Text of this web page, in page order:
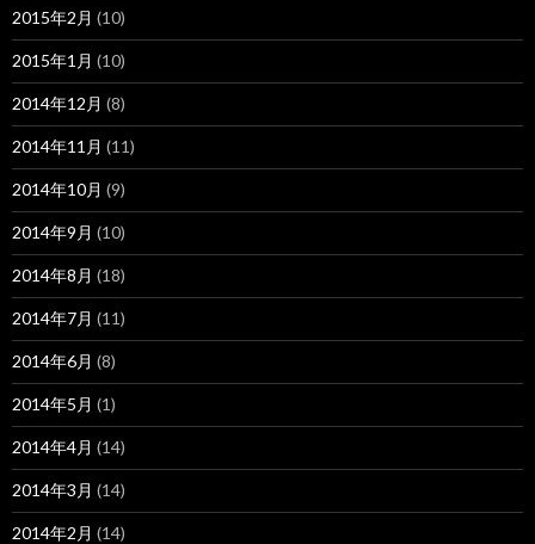
2015年2月 (10)
2015年1月 (10)
2014年12月 (8)
2014年11月 (11)
2014年10月 (9)
2014年9月 (10)
2014年8月 (18)
2014年7月 (11)
2014年6月 (8)
2014年5月 (1)
2014年4月 (14)
2014年3月 (14)
2014年2月 (14)